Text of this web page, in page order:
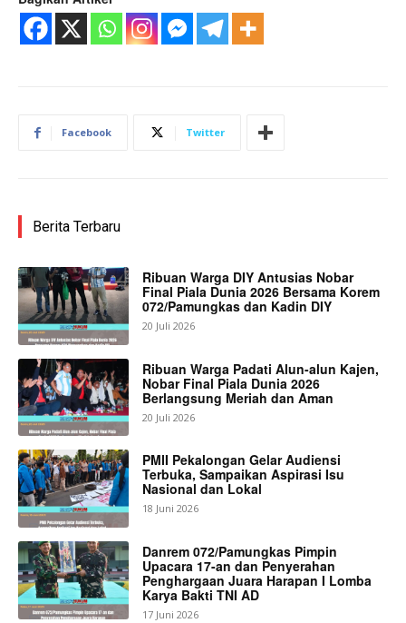
Facebook Twitter
Berita Terbaru
Ribuan Warga DIY Antusias Nobar
Final Piala Dunia 2026 Bersama Korem
072/Pamungkas dan Kadin DIY
20 Juli 2026
Ribuan Warga Padati Alun-alun Kajen,
Nobar Final Piala Dunia 2026
Berlangsung Meriah dan Aman
20 Juli 2026
PMII Pekalongan Gelar Audiensi
Terbuka, Sampaikan Aspirasi Isu
Nasional dan Lokal
18 Juni 2026
Danrem 072/Pamungkas Pimpin
Upacara 17-an dan Penyerahan
Penghargaan Juara Harapan I Lomba
Karya Bakti TNI AD
17 Juni 2026